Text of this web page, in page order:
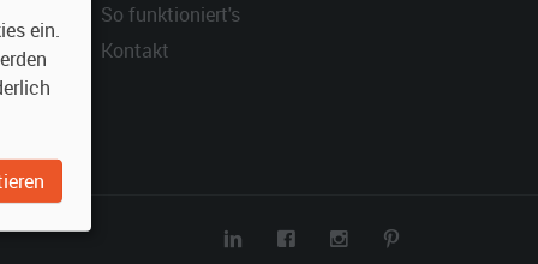
So funktioniert's
Kontakt
ein.